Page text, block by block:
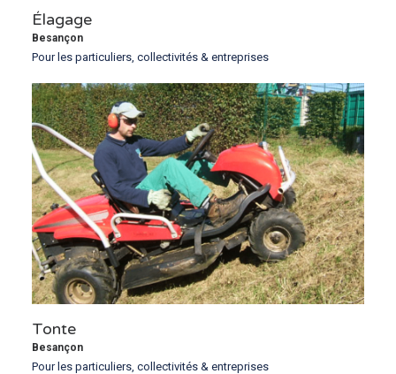
Élagage
Besançon
Pour les particuliers, collectivités & entreprises
Tonte
Besançon
Pour les particuliers, collectivités & entreprises